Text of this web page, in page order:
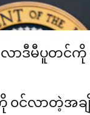
ာဒီမီပူတင်
ာတဲ့အချိန်